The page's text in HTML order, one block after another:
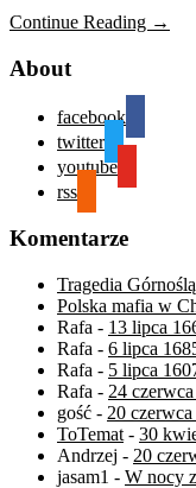
Continue Reading →
About
facebook
twitter
youtube
rss
Komentarze
Tragedia
Polska mafia w
Rafa - 13 lipca
Rafa - 6 lipca
Rafa - 5 lipca
Rafa - 24
gość - 20
ToTemat - 30
Andrzej - 20
jasam1 - W nocy